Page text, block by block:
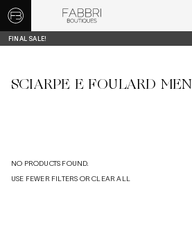
FINAL SALE!
SCIARPE E FOULARD MEN
Price, Low To High
NO PRODUCTS FOUND.
USE FEWER FILTERS ORCLEAR ALL